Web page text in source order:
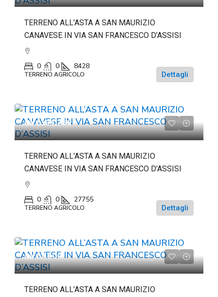
TERRENO ALL’ASTA A SAN MAURIZIO
CANAVESE IN VIA SAN FRANCESCO D’ASSISI
0 0 8428
TERRENO AGRICOLO Dettagli
da€101.250
TERRENO ALL’ASTA A SAN MAURIZIO
CANAVESE IN VIA SAN FRANCESCO D’ASSISI
0 0 27755
TERRENO AGRICOLO Dettagli
da€7.500
TERRENO ALL’ASTA A SAN MAURIZIO